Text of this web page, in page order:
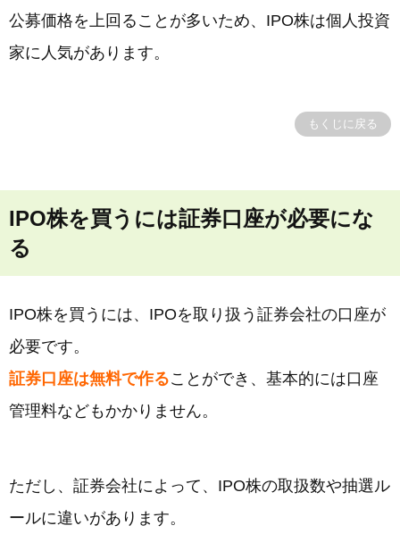
公募価格を上回ることが多いため、IPO株は個人投資
家に人気があります。
もくじに戻る
IPO株を買うには証券口座が必要にな
る
IPO株を買うには、IPOを取り扱う証券会社の口座が
必要です。
証券口座は無料で作ることができ、基本的には口座
管理料などもかかりません。
ただし、証券会社によって、IPO株の取扱数や抽選ル
ールに違いがあります。